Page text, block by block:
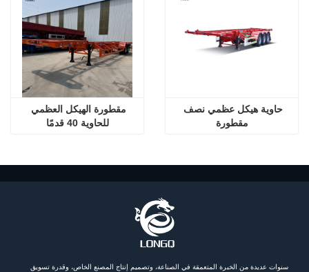
للحاوية 40 قدمًا
مقطورة
سنوات عديدة من الخبرة المتعمقة في الصناعة، وتصميم إنتاج المصنع الخاص، وقدرة تسويق